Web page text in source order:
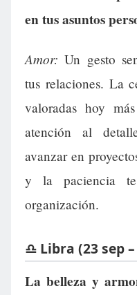
en tus asuntos
Amor: Un gesto
tus relaciones. La
valoradas hoy
atención al
avanzar en
y la paciencia
organización.
♎ Libra (23 sep
La belleza y